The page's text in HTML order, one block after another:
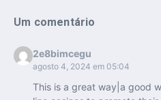
Um comentário
2e8bimcegu
agosto 4, 2024 em 05:04
This is a great way|a good